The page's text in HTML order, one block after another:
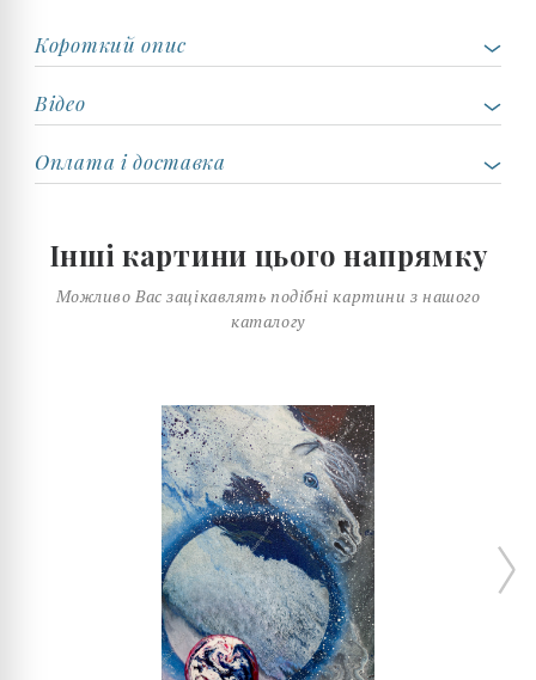
Короткий опис
Відео
Оплата і доставка
Інші картини цього напрямку
Можливо Вас зацікавлять подібні картини з нашого
каталогу